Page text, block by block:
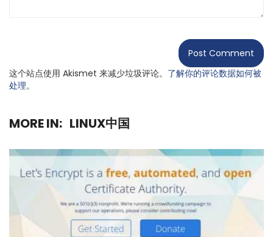
这个站点使用 Akismet 来减少垃圾评论。 了解你的评论数据如何被
处理。
MORE IN: LINUX中国